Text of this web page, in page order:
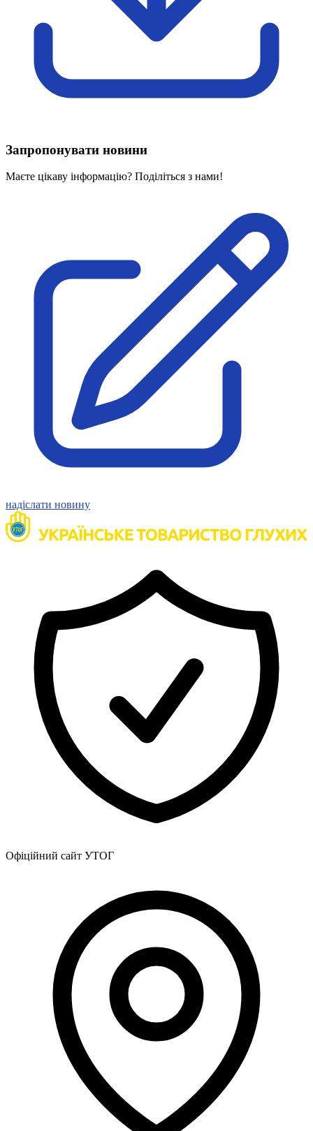
Харківська область
Херсонська область
Хмельницька область
Вивчаємо жестову мову
Дитяча сторінка
Новини про жестову мову
Проєкт "Жестова мова для поліцейських"
Медична термінологія жестовою мовою
Нормативна база УТОГ
Конвенція ООН
Законодавство
Декларації
Документи ВФГ
Міжнародні документи
Запропонувати новини
Маєте цікаву інформацію? Поділіться з нами!
надіслати новину
Офіційний сайт УТОГ